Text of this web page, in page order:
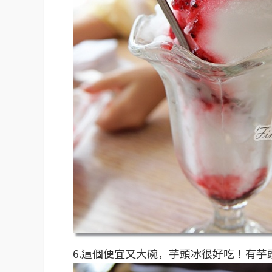
6.這個便宜又大碗，芋頭冰很好吃！有芋